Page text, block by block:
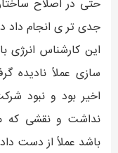
حتی در اصلاح
جدی تر ی انجام داد
این کارشناس انرژی
سازی عملاً نادیده
اخیر بود و نبود
نداشت و نقشی که